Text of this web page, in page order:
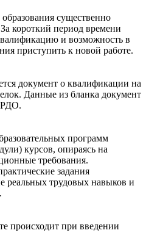
существенно
короткий период времени
и возможность в
приступить к новой работе.
документ о квалификации на
Данные из бланка документ
программ
курсов, опираясь на
требования.
задания
реальных трудовых навыков и
происходит при введении